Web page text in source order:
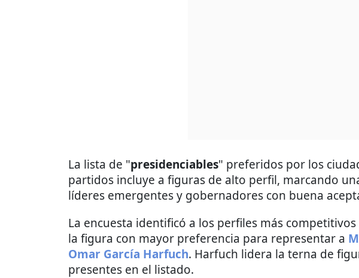
La lista de "presidenciables" preferidos por los
partidos incluye a figuras de alto perfil, marcando
líderes emergentes y gobernadores con buena
La encuesta identificó a los perfiles más
la figura con mayor preferencia para representar a
Omar García Harfuch. Harfuch lidera la terna de
presentes en el listado.